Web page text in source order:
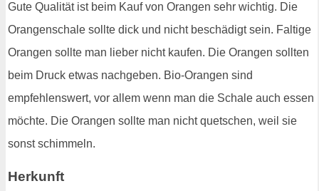
Gute Qualität ist beim Kauf von Orangen sehr wichtig. Die
Orangenschale sollte dick und nicht beschädigt sein. Faltige
Orangen sollte man lieber nicht kaufen. Die Orangen sollten
beim Druck etwas nachgeben. Bio-Orangen sind
empfehlenswert, vor allem wenn man die Schale auch essen
möchte. Die Orangen sollte man nicht quetschen, weil sie
sonst schimmeln.
Herkunft